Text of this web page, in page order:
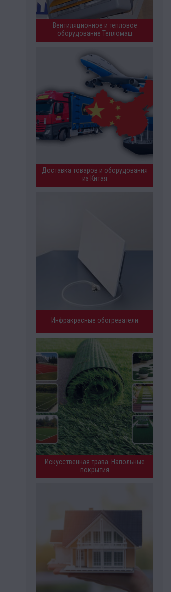
Вентиляционное и тепловое
оборудование Тепломаш
Доставка товаров и оборудования
из Китая
Инфракрасные обогреватели
Искусственная трава. Напольные
покрытия